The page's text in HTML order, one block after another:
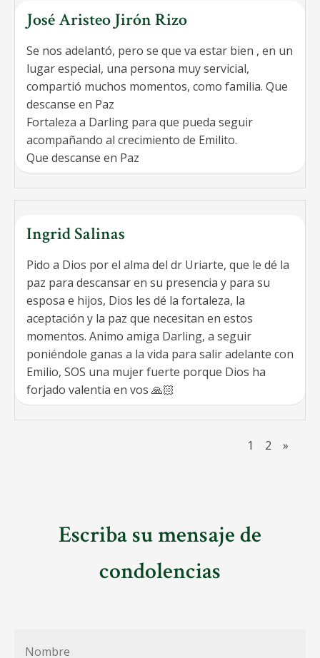
José Aristeo Jirón Rizo
Se nos adelantó, pero se que va estar bien , en un
lugar especial, una persona muy servicial,
compartió muchos momentos, como familia. Que
descanse en Paz
Fortaleza a Darling para que pueda seguir
acompañando al crecimiento de Emilito.
Que descanse en Paz
Ingrid Salinas
Pido a Dios por el alma del dr Uriarte, que le dé la
paz para descansar en su presencia y para su
esposa e hijos, Dios les dé la fortaleza, la
aceptación y la paz que necesitan en estos
momentos. Animo amiga Darling, a seguir
poniéndole ganas a la vida para salir adelante con
Emilio, SOS una mujer fuerte porque Dios ha
forjado valentia en vos 🙏🏻
1 2 »
Escriba su mensaje de
condolencias